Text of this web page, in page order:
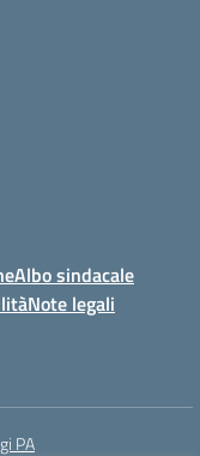
Albo sindacale
Note legali
PA